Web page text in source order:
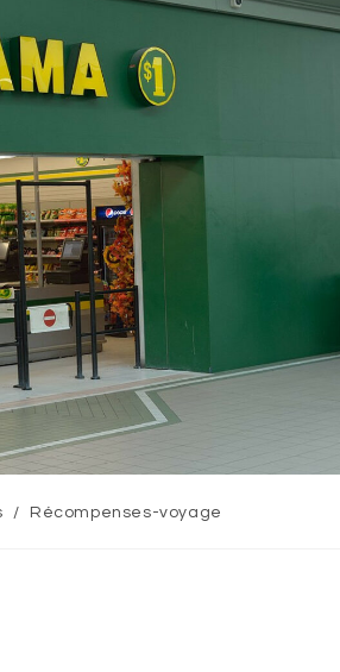
/ Récompenses-voyage